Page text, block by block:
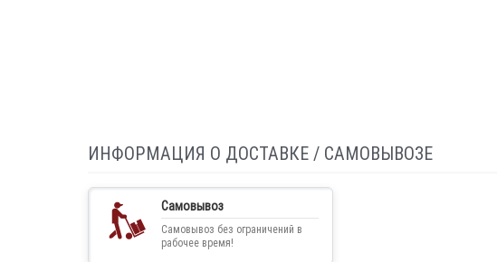
ИНФОРМАЦИЯ О ДОСТАВКЕ / САМОВЫВОЗЕ
Самовывоз
Самовывоз без ограничений в
рабочее время!